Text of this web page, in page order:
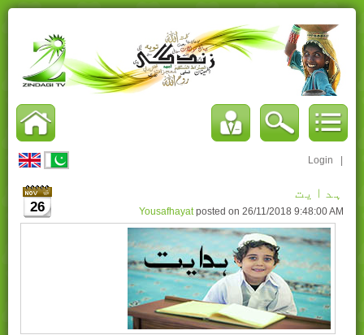
Login
26
ہدایت
Yousafhayatposted on 26/11/2018 9:48:00 AM